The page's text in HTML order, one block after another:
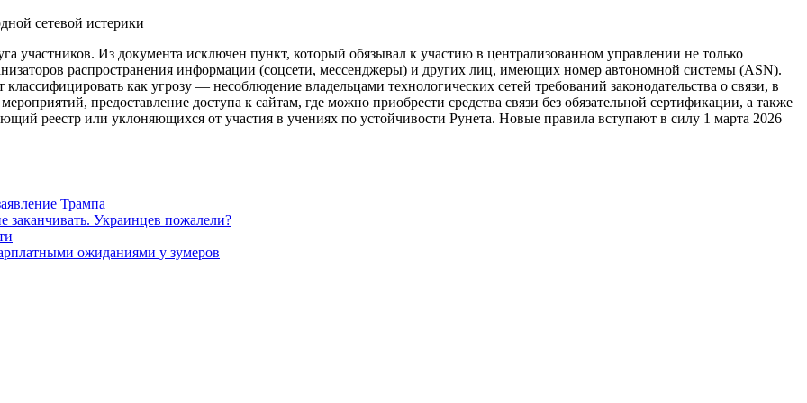
участников. Из документа исключен пункт, который обязывал к участию в централизованном управлении не только
распространения информации (соцсети, мессенджеры) и других лиц, имеющих номер автономной системы (ASN).
как угрозу — несоблюдение владельцами технологических сетей требований законодательства о связи, в
предоставление доступа к сайтам, где можно приобрести средства связи без обязательной сертификации, а также
реестр или уклоняющихся от участия в учениях по устойчивости Рунета. Новые правила вступают в силу 1 марта 2026
Трампа
заканчивать. Украинцев пожалели?
ожиданиями у зумеров